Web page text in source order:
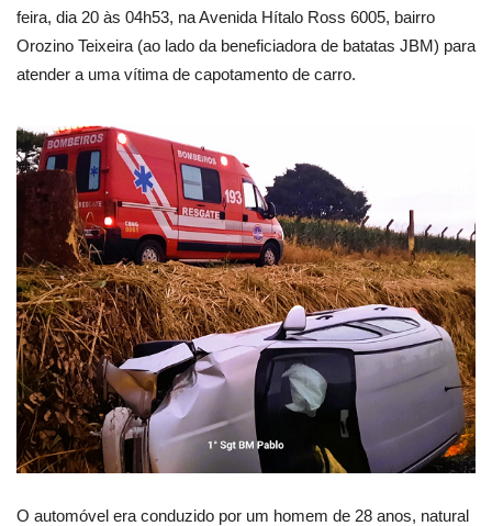
feira, dia 20 às 04h53, na Avenida Hítalo Ross 6005, bairro
Orozino Teixeira (ao lado da beneficiadora de batatas JBM) para
atender a uma vítima de capotamento de carro.
O automóvel era conduzido por um homem de 28 anos, natural